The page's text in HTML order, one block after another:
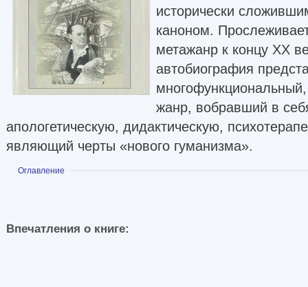
исторически
каноном.
метажанр к концу XX
автобиография
многофункциональный,
жанр, вобравший в
апологетическую, дидактическую,
являющий черты «нового гуманизма».
Показать
Оглавление
Впечатления о книге: